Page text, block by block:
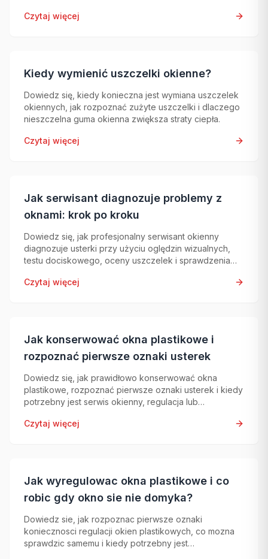
dopiero po profesjonalnej diagnostyce.
Czytaj więcej
Kiedy wymienić uszczelki okienne?
Dowiedz się, kiedy konieczna jest wymiana uszczelek
okiennych, jak rozpoznać zużyte uszczelki i dlaczego
nieszczelna guma okienna zwiększa straty ciepła.
Czytaj więcej
Jak serwisant diagnozuje problemy z
oknami: krok po kroku
Dowiedz się, jak profesjonalny serwisant okienny
diagnozuje usterki przy użyciu oględzin wizualnych,
testu dociskowego, oceny uszczelek i sprawdzenia
Czytaj więcej
Jak konserwować okna plastikowe i
rozpoznać pierwsze oznaki usterek
Dowiedz się, jak prawidłowo konserwować okna
plastikowe, rozpoznać pierwsze oznaki usterek i kiedy
potrzebny jest serwis okienny, regulacja lub
Czytaj więcej
Jak wyregulowac okna plastikowe i co
robic gdy okno sie nie domyka?
Dowiedz sie, jak rozpoznac pierwsze oznaki
koniecznosci regulacji okien plastikowych, co mozna
sprawdzic samemu i kiedy potrzebny jest